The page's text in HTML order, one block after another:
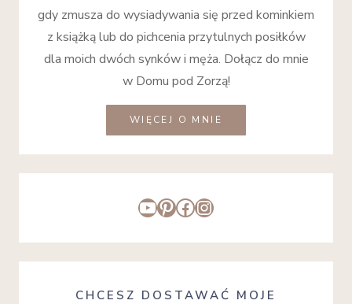
gdy zmusza do wysiadywania się przed kominkiem
z książką lub do pichcenia przytulnych posiłków
dla moich dwóch synków i męża. Dołącz do mnie
w Domu pod Zorzą!
WIĘCEJ O MNIE
YouTube
Pinterest
Facebook
Instagram
CHCESZ DOSTAWAĆ MOJE